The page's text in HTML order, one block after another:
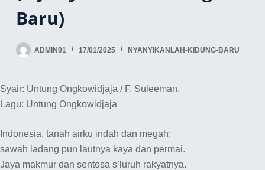
Baru)
ADMIN01 17/01/2025 NYANYIKANLAH-KIDUNG-BARU
Syair: Untung Ongkowidjaja / F. Suleeman,
Lagu: Untung Ongkowidjaja
Indonesia, tanah airku indah dan megah;
sawah ladang pun lautnya kaya dan permai.
Jaya makmur dan sentosa s’luruh rakyatnya.